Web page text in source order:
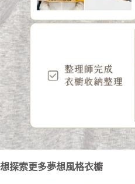
想探索更多夢想風格衣櫥